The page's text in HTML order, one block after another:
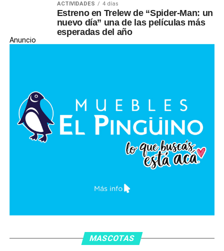
ACTIVIDADES 4 días
Estreno en Trelew de “Spider-Man: un
nuevo día” una de las películas más
esperadas del año
Anuncio
MASCOTAS